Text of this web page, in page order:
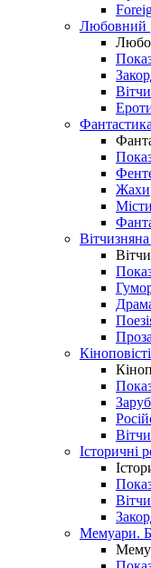
Любовний
Жахи
Вітчизняна
Проза
Кіноповісті
Історичні
Мемуари.